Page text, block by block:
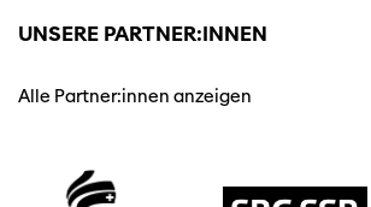
UNSERE PARTNER:INNEN
Alle Partner:innen anzeigen